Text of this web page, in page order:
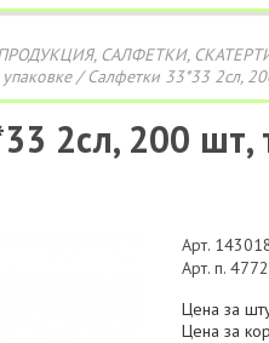
САЛФЕТКИ,
/ Салфетки 33*33 2сл,
2сл, 200 шт,
Арт.
Арт. п.
Цена за
Цена за